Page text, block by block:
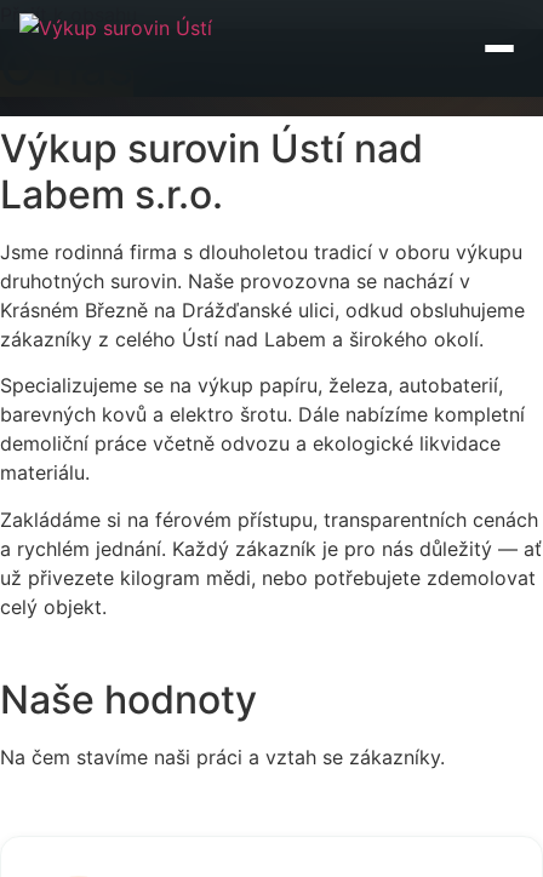
Přejít k obsahu
Výkup surovin Ústí nad
Labem s.r.o.
Jsme rodinná firma s dlouholetou tradicí v oboru výkupu
druhotných surovin. Naše provozovna se nachází v
Krásném Březně na Drážďanské ulici, odkud obsluhujeme
zákazníky z celého Ústí nad Labem a širokého okolí.
Specializujeme se na výkup papíru, železa, autobaterií,
barevných kovů a elektro šrotu. Dále nabízíme kompletní
demoliční práce včetně odvozu a ekologické likvidace
materiálu.
Zakládáme si na férovém přístupu, transparentních cenách
a rychlém jednání. Každý zákazník je pro nás důležitý — ať
už přivezete kilogram mědi, nebo potřebujete zdemolovat
celý objekt.
Naše hodnoty
Na čem stavíme naši práci a vztah se zákazníky.